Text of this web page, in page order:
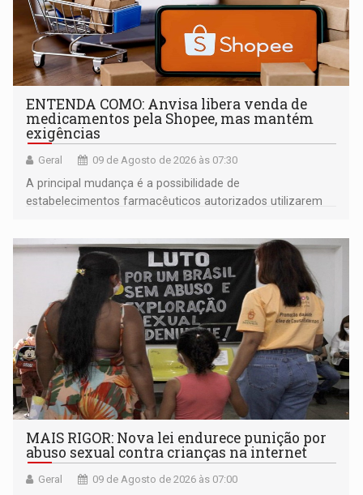
ENTENDA COMO: Anvisa libera venda de
medicamentos pela Shopee, mas mantém
exigências
Geral 09 de Agosto de 2026 às 07:30
A principal mudança é a possibilidade de
estabelecimentos farmacêuticos autorizados utilizarem
MAIS RIGOR: Nova lei endurece punição por
abuso sexual contra crianças na internet
Geral 09 de Agosto de 2026 às 07:00